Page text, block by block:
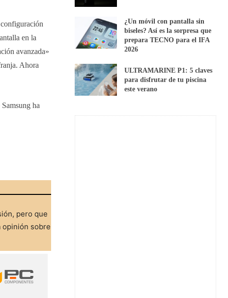
en la
avanzada»
Ahora
ha
pero que
opinión sobre
¿Un móvil con pantalla sin
biseles? Así es la sorpresa que
prepara TECNO para el IFA
2026
ULTRAMARINE P1: 5 claves
para disfrutar de tu piscina
este verano